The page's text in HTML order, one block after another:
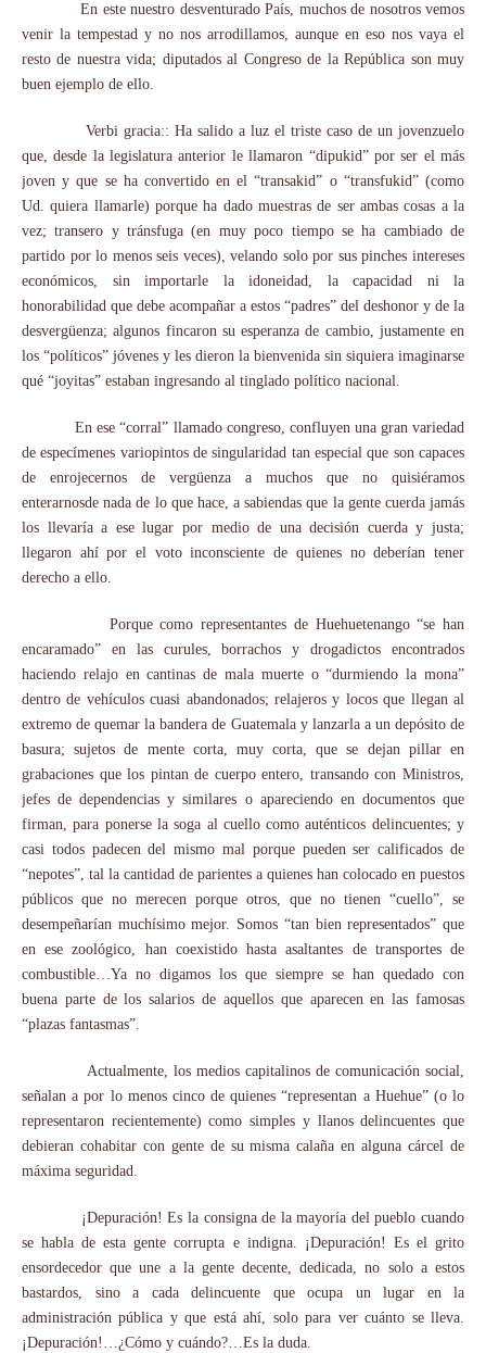
En este nuestro desventurado País, muchos de nosotros vemos
venir la tempestad y no nos arrodillamos, aunque en eso nos vaya el
resto de nuestra vida; diputados al Congreso de la República son muy
buen ejemplo de ello.
Verbi gracia:: Ha salido a luz el triste caso de un jovenzuelo
que, desde la legislatura anterior le llamaron “dipukid” por ser el más
joven y que se ha convertido en el “transakid” o “transfukid” (como
Ud. quiera llamarle) porque ha dado muestras de ser ambas cosas a la
vez; transero y tránsfuga (en muy poco tiempo se ha cambiado de
partido por lo menos seis veces), velando solo por sus pinches intereses
económicos, sin importarle la idoneidad, la capacidad ni la
honorabilidad que debe acompañar a estos “padres” del deshonor y de la
desvergüenza; algunos fincaron su esperanza de cambio, justamente en
los “políticos” jóvenes y les dieron la bienvenida sin siquiera imaginarse
qué “joyitas” estaban ingresando al tinglado político nacional.
En ese “corral” llamado congreso, confluyen una gran variedad
de especímenes variopintos de singularidad tan especial que son capaces
de enrojecernos de vergüenza a muchos que no quisiéramos
enterarnosde nada de lo que hace, a sabiendas que la gente cuerda jamás
los llevaría a ese lugar por medio de una decisión cuerda y justa;
llegaron ahí por el voto inconsciente de quienes no deberían tener
derecho a ello.
Porque como representantes de Huehuetenango “se han
encaramado” en las curules, borrachos y drogadictos encontrados
haciendo relajo en cantinas de mala muerte o “durmiendo la mona”
dentro de vehículos cuasi abandonados; relajeros y locos que llegan al
extremo de quemar la bandera de Guatemala y lanzarla a un depósito de
basura; sujetos de mente corta, muy corta, que se dejan pillar en
grabaciones que los pintan de cuerpo entero, transando con Ministros,
jefes de dependencias y similares o apareciendo en documentos que
firman, para ponerse la soga al cuello como auténticos delincuentes; y
casi todos padecen del mismo mal porque pueden ser calificados de
“nepotes”, tal la cantidad de parientes a quienes han colocado en puestos
públicos que no merecen porque otros, que no tienen “cuello”, se
desempeñarían muchísimo mejor. Somos “tan bien representados” que
en ese zoológico, han coexistido hasta asaltantes de transportes de
combustible…Ya no digamos los que siempre se han quedado con
buena parte de los salarios de aquellos que aparecen en las famosas
“plazas fantasmas”.
Actualmente, los medios capitalinos de comunicación social,
señalan a por lo menos cinco de quienes “representan a Huehue” (o lo
representaron recientemente) como simples y llanos delincuentes que
debieran cohabitar con gente de su misma calaña en alguna cárcel de
máxima seguridad.
¡Depuración! Es la consigna de la mayoría del pueblo cuando
se habla de esta gente corrupta e indigna. ¡Depuración! Es el grito
ensordecedor que une a la gente decente, dedicada, no solo a estos
bastardos, sino a cada delincuente que ocupa un lugar en la
administración pública y que está ahí, solo para ver cuánto se lleva.
¡Depuración!…¿Cómo y cuándo?…Es la duda.